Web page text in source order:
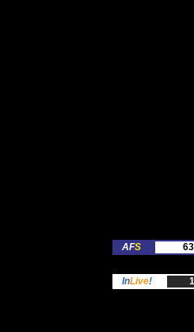
AFS
InLive!